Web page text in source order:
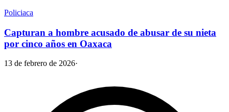
Policiaca
Capturan a hombre acusado de abusar de su nieta
por cinco años en Oaxaca
13 de febrero de 2026·